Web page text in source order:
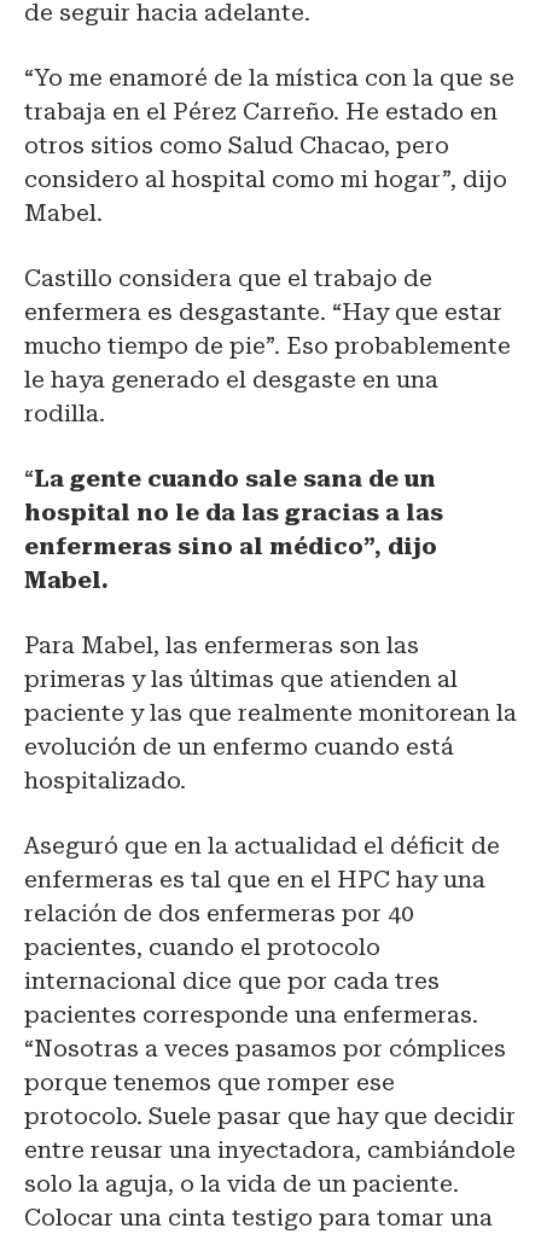
de seguir hacia adelante.
“Yo me enamoré de la mística con la que se
trabaja en el Pérez Carreño. He estado en
otros sitios como Salud Chacao, pero
considero al hospital como mi hogar”, dijo
Mabel.
Castillo considera que el trabajo de
enfermera es desgastante. “Hay que estar
mucho tiempo de pie”. Eso probablemente
le haya generado el desgaste en una
rodilla.
“La gente cuando sale sana de un
hospital no le da las gracias a las
enfermeras sino al médico”, dijo
Mabel.
Para Mabel, las enfermeras son las
primeras y las últimas que atienden al
paciente y las que realmente monitorean la
evolución de un enfermo cuando está
hospitalizado.
Aseguró que en la actualidad el déficit de
enfermeras es tal que en el HPC hay una
relación de dos enfermeras por 40
pacientes, cuando el protocolo
internacional dice que por cada tres
pacientes corresponde una enfermeras.
“Nosotras a veces pasamos por cómplices
porque tenemos que romper ese
protocolo. Suele pasar que hay que decidir
entre reusar una inyectadora, cambiándole
solo la aguja, o la vida de un paciente.
Colocar una cinta testigo para tomar una